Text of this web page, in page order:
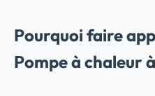
Pourquoi faire
Pompe à chaleur